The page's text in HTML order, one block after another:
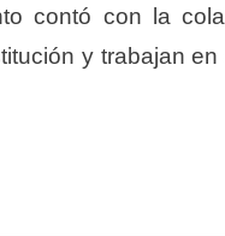
contó con la
y trabajan